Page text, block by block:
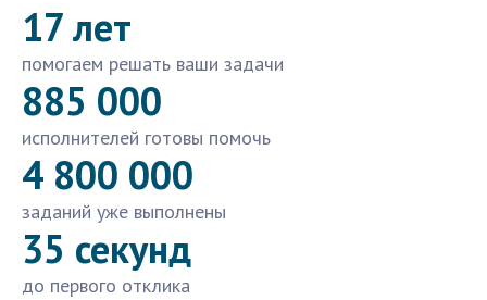
17 лет
помогаем решать ваши задачи
885 000
исполнителей готовы помочь
4 800 000
заданий уже выполнены
35 секунд
до первого отклика